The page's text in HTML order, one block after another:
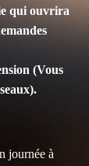
qui ouvrira
(Vous
journée à